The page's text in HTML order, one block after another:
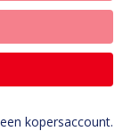
kopersaccount.